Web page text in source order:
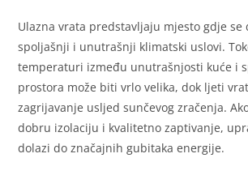
Ulazna vrata predstavljaju mjesto gdje se
spoljašnji i unutrašnji klimatski uslovi.
temperaturi između unutrašnjosti kuće i
prostora može biti vrlo velika, dok ljeti
zagrijavanje usljed sunčevog zračenja.
dobru izolaciju i kvalitetno zaptivanje,
dolazi do značajnih gubitaka energije.